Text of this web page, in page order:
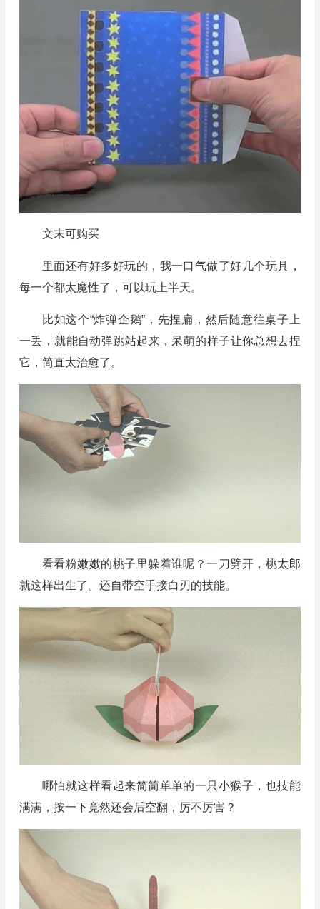
文末可购买
里面还有好多好玩的，我一口气做了好几个玩具，
每一个都太魔性了，可以玩上半天。
比如这个“炸弹企鹅”，先捏扁，然后随意往桌子上
一丢，就能自动弹跳站起来，呆萌的样子让你总想去捏
它，简直太治愈了。
看看粉嫩嫩的桃子里躲着谁呢？一刀劈开，桃太郎
就这样出生了。还自带空手接白刃的技能。
哪怕就这样看起来简简单单的一只小猴子，也技能
满满，按一下竟然还会后空翻，厉不厉害？